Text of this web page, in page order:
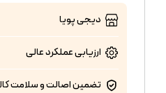
دیجی پویا
ارزیابی عملکردعالی
تضمین اصالت و سلامت